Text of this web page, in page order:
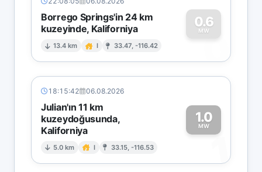
Borrego Springs'in 24 km
kuzeyinde, Kaliforniya
13.4 km I 33.47, -116.42
0.6
MW
0
18:15:42 06.08.2026
Julian'ın 11 km
kuzeydoğusunda,
Kaliforniya
5.0 km I 33.15, -116.53
1.0
MW
1